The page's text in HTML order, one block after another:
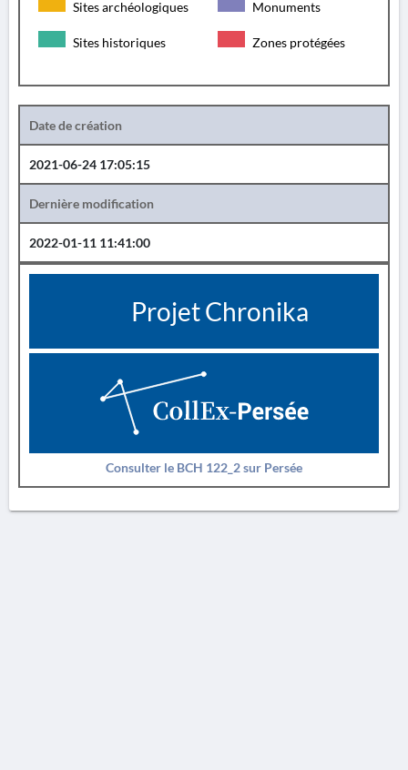
Sites archéologiques Monuments
Sites historiques Zones protégées
Date de création
2021-06-24 17:05:15
Dernière modification
2022-01-11 11:41:00
Projet Chronika
Consulter le BCH 122_2 sur Persée